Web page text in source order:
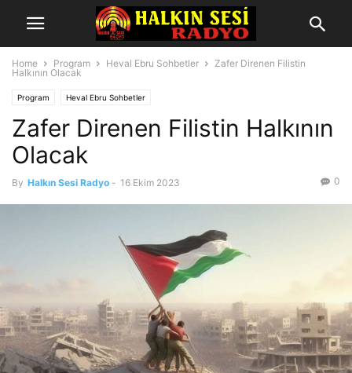
Home Program Heval Ebru Sohbetler
Zafer Direnen Filistin
Halkının Olacak
Program Heval Ebru Sohbetler
Zafer Direnen Filistin Halkının
Olacak
By Halkın Sesi Radyo - 16 Ekim 2023 0